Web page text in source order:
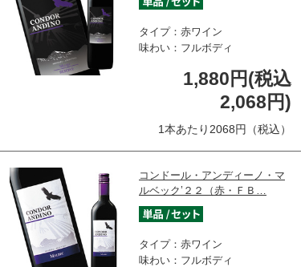
タイプ：赤ワイン
味わい：フルボディ
1,880円(税込
2,068円)
1本あたり2068円（税込）
コンドール・アンディーノ・マ
ルベック’２２（赤・ＦＢ…
タイプ：赤ワイン
味わい：フルボディ